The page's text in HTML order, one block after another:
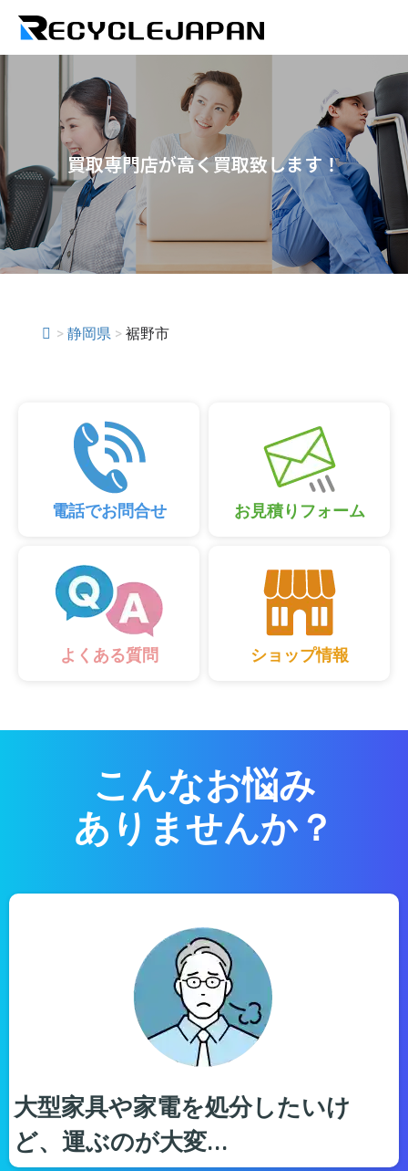
買取専門店が高く買取致します！
> 静岡県 > 裾野市
電話でお問合せ お見積りフォーム
よくある質問 ショップ情報
こんなお悩み
ありませんか？
大型家具や家電を処分したいけ
ど、運ぶのが大変…